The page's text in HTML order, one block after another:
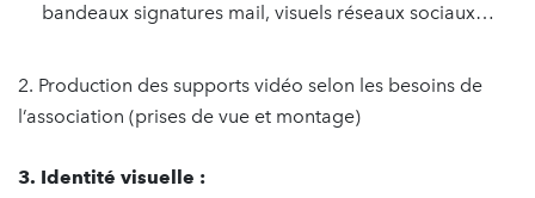
bandeaux signatures mail, visuels réseaux sociaux…
2. Production des supports vidéo selon les besoins de
l’association (prises de vue et montage)
3. Identité visuelle :